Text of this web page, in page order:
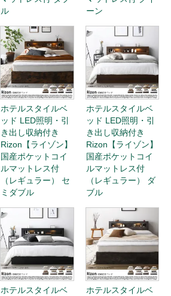
ル
ーン
ホテルスタイルベ
ッド LED照明・引
き出し収納付き
Rizon【ライゾン】
国産ポケットコイ
ルマットレス付
（レギュラー） セ
ミダブル
ホテルスタイルベ
ッド LED照明・引
き出し収納付き
Rizon【ライゾン】
国産ポケットコイ
ルマットレス付
（レギュラー） ダ
ブル
ホテルスタイルベ
ホテルスタイルベ